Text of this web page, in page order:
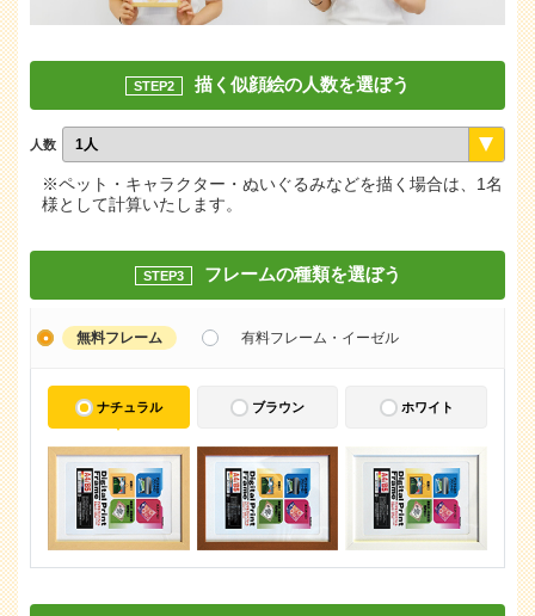
STEP2 描く似顔絵の人数を選ぼう
人数
※ペット・キャラクター・ぬいぐるみなどを描く場合は、1名
様として計算いたします。
STEP3 フレームの種類を選ぼう
無料フレーム 有料フレーム・イーゼル
ナチュラル ブラウン ホワイト